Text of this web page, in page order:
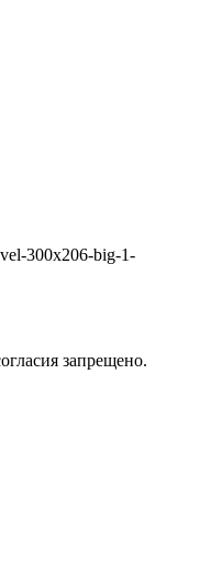
300x206-big-1-
запрещено.